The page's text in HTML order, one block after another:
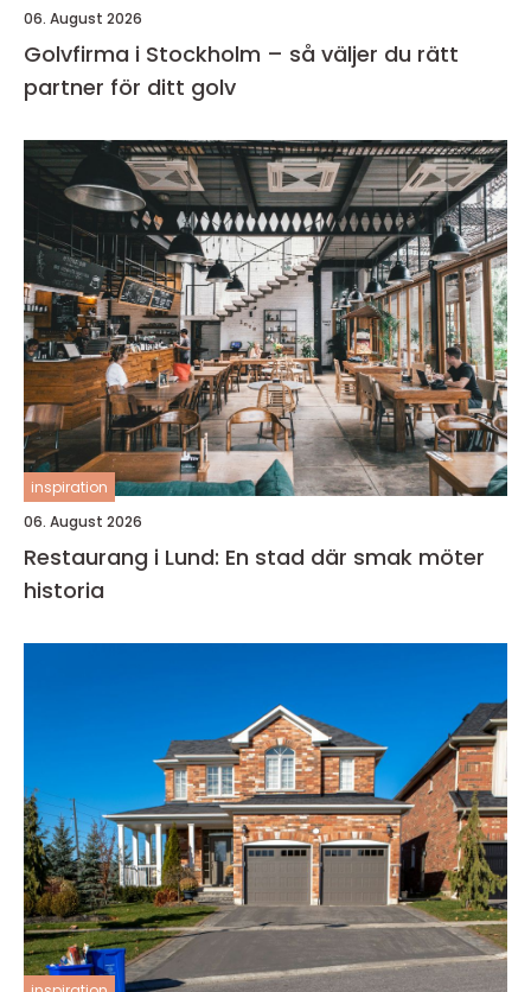
06. August 2026
Golvfirma i Stockholm – så väljer du rätt
partner för ditt golv
inspiration
06. August 2026
Restaurang i Lund: En stad där smak möter
historia